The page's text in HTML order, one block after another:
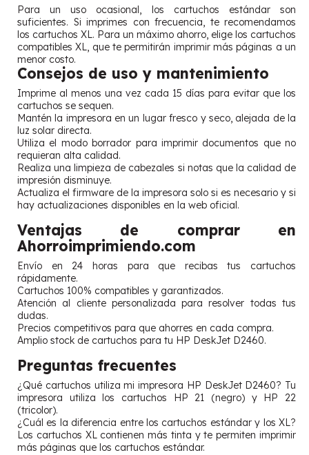
Para un uso ocasional, los cartuchos estándar son
suficientes. Si imprimes con frecuencia, te recomendamos
los cartuchos XL. Para un máximo ahorro, elige los cartuchos
compatibles XL, que te permitirán imprimir más páginas a un
menor costo.
Consejos de uso y mantenimiento
Imprime al menos una vez cada 15 días para evitar que los
cartuchos se sequen.
Mantén la impresora en un lugar fresco y seco, alejada de la
luz solar directa.
Utiliza el modo borrador para imprimir documentos que no
requieran alta calidad.
Realiza una limpieza de cabezales si notas que la calidad de
impresión disminuye.
Actualiza el firmware de la impresora solo si es necesario y si
hay actualizaciones disponibles en la web oficial.
Ventajas de comprar en
Ahorroimprimiendo.com
Envío en 24 horas para que recibas tus cartuchos
rápidamente.
Cartuchos 100% compatibles y garantizados.
Atención al cliente personalizada para resolver todas tus
dudas.
Precios competitivos para que ahorres en cada compra.
Amplio stock de cartuchos para tu HP DeskJet D2460.
Preguntas frecuentes
¿Qué cartuchos utiliza mi impresora HP DeskJet D2460? Tu
impresora utiliza los cartuchos HP 21 (negro) y HP 22
(tricolor).
¿Cuál es la diferencia entre los cartuchos estándar y los XL?
Los cartuchos XL contienen más tinta y te permiten imprimir
más páginas que los cartuchos estándar.